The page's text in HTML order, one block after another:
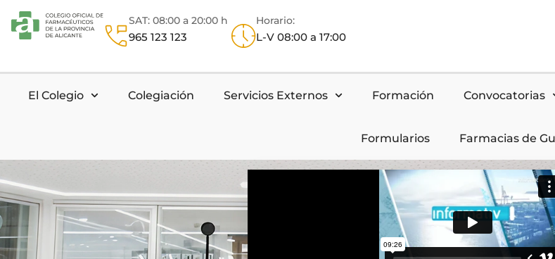
SAT: 08:00 a 20:00 h
965 123 123
Horario:
L-V 08:00 a 17:00
El Colegio Colegiación Servicios Externos Formación Convocatorias
Formularios Farmacias de